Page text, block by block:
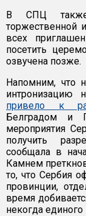
В СПЦ также
торжественной
всех
посетить
озвучена позже.
Напомним, что
интронизацию
привело к
Белградом и
мероприятия
получить
сообщала в
Камнем
то, что Сербия
провинции,
время
некогда единого